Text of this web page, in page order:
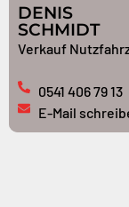
DENIS
SCHMIDT
Verkauf
0541 406 79 13
E-Mail